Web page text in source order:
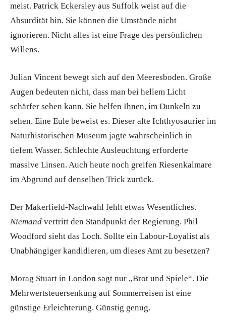
meist. Patrick Eckersley aus Suffolk weist auf die
Absurdität hin. Sie können die Umstände nicht
ignorieren. Nicht alles ist eine Frage des persönlichen
Willens.
Julian Vincent bewegt sich auf den Meeresboden. Große
Augen bedeuten nicht, dass man bei hellem Licht
schärfer sehen kann. Sie helfen Ihnen, im Dunkeln zu
sehen. Eine Eule beweist es. Dieser alte Ichthyosaurier im
Naturhistorischen Museum jagte wahrscheinlich in
tiefem Wasser. Schlechte Ausleuchtung erforderte
massive Linsen. Auch heute noch greifen Riesenkalmare
im Abgrund auf denselben Trick zurück.
Der Makerfield-Nachwahl fehlt etwas Wesentliches.
Niemand vertritt den Standpunkt der Regierung. Phil
Woodford sieht das Loch. Sollte ein Labour-Loyalist als
Unabhängiger kandidieren, um dieses Amt zu besetzen?
Morag Stuart in London sagt nur „Brot und Spiele“. Die
Mehrwertsteuersenkung auf Sommerreisen ist eine
günstige Erleichterung. Günstig genug.